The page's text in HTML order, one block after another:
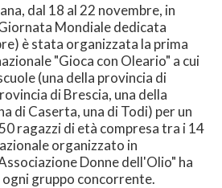
dal 18 al 22 novembre, in
Mondiale dedicata
è stata organizzata la prima
"Gioca con Oleario" a cui
(una della provincia di
di Brescia, una della
di Caserta, una di Todi) per un
ragazzi di età compresa tra i 14
organizzato in
Donne dell'Olio" ha
gruppo concorrente.